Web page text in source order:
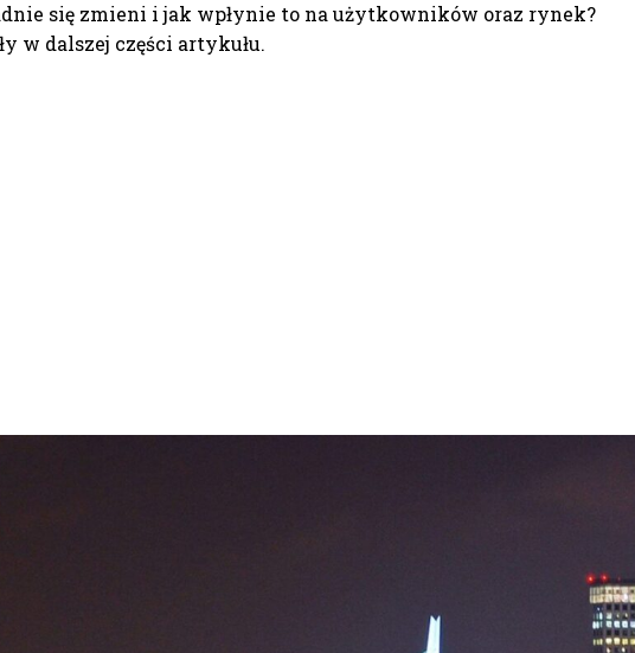
się zmieni i jak wpłynie to na użytkowników oraz rynek?
w dalszej części artykułu.